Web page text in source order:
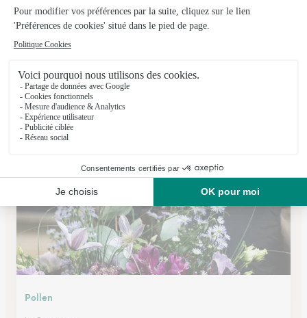
Acanthe Fleurs
Millau
★★★★★5 (22)
Angle avenue Jean Jaurès 3, rue Ferrer
Pollen